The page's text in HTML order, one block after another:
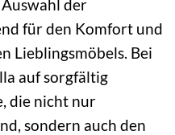
der
für den Komfort und
Lieblingsmöbels. Bei
auf sorgfältig
die nicht nur
sondern auch den